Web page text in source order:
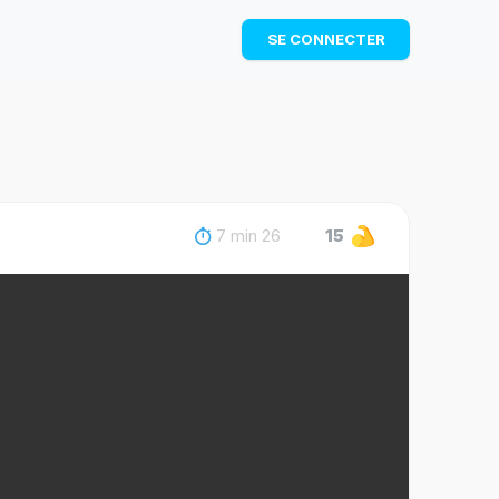
TÉLÉCHARGER
SE CONNECTER
7 min 26 15